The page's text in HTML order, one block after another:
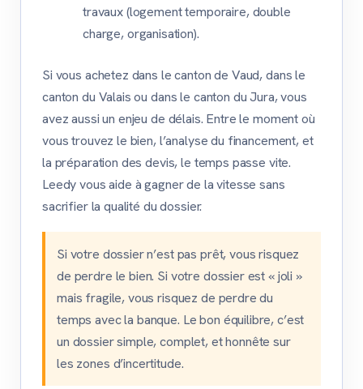
travaux (logement temporaire, double
charge, organisation).
Si vous achetez dans le canton de Vaud, dans le
canton du Valais ou dans le canton du Jura, vous
avez aussi un enjeu de délais. Entre le moment où
vous trouvez le bien, l’analyse du financement, et
la préparation des devis, le temps passe vite.
Leedy vous aide à gagner de la vitesse sans
sacrifier la qualité du dossier.
Si votre dossier n’est pas prêt, vous risquez
de perdre le bien. Si votre dossier est « joli »
mais fragile, vous risquez de perdre du
temps avec la banque. Le bon équilibre, c’est
un dossier simple, complet, et honnête sur
les zones d’incertitude.